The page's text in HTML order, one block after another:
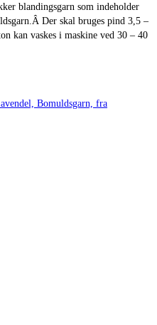
blandingsgarn som indeholder
Der skal bruges pind 3,5 –
kan vaskes i maskine ved 30 – 40